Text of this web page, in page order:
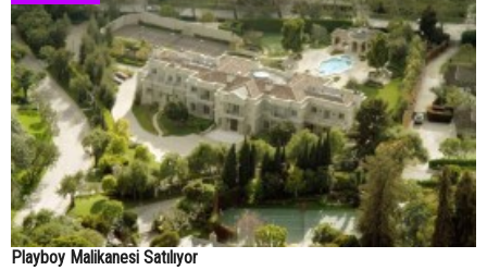
Playboy Malikanesi Satılıyor